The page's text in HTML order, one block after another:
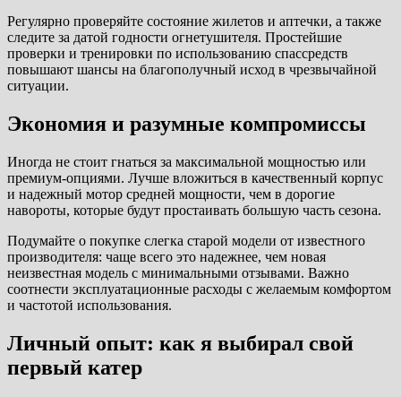
Регулярно проверяйте состояние жилетов и аптечки, а также
следите за датой годности огнетушителя. Простейшие
проверки и тренировки по использованию спассредств
повышают шансы на благополучный исход в чрезвычайной
ситуации.
Экономия и разумные компромиссы
Иногда не стоит гнаться за максимальной мощностью или
премиум-опциями. Лучше вложиться в качественный корпус
и надежный мотор средней мощности, чем в дорогие
навороты, которые будут простаивать большую часть сезона.
Подумайте о покупке слегка старой модели от известного
производителя: чаще всего это надежнее, чем новая
неизвестная модель с минимальными отзывами. Важно
соотнести эксплуатационные расходы с желаемым комфортом
и частотой использования.
Личный опыт: как я выбирал свой
первый катер